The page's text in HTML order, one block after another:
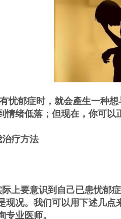
忧郁症时，就会產生一种
情绪低落；但现在，你可以
疗方法
上要意识到自己已患忧郁
现况。我们可以用下述几
业医师。